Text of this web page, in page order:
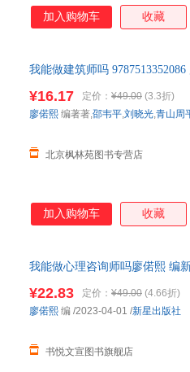
加入购物车 收藏
我能做建筑师吗
价！商品图片仅供参考，以实
格）
¥16.17 定价： ¥49.00 (3.3折)
北京枫林苑图书专营店
廖偌熙 编著著,邵韦平,刘晓光,青山周
加入购物车 收藏
我能做心理咨询师吗廖偌熙 编
¥22.83 定价： ¥49.00 (4.66折)
书悦文宣图书旗舰店
廖偌熙 编 /2023-04-01 /新星出版社